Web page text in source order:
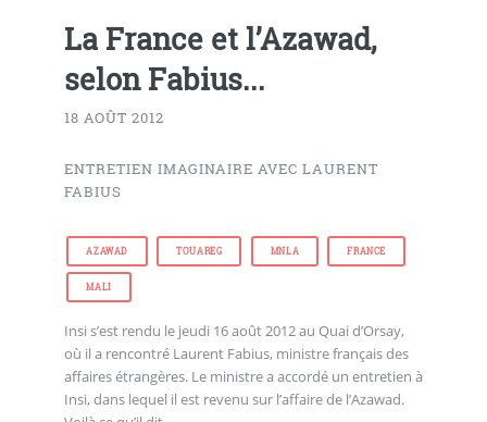
La France et l’Azawad,
selon Fabius...
18 AOÛT 2012
ENTRETIEN IMAGINAIRE AVEC LAURENT
FABIUS
AZAWAD TOUAREG MNLA FRANCE
MALI
Insi s’est rendu le jeudi 16 août 2012 au Quai d’Orsay,
où il a rencontré Laurent Fabius, ministre français des
affaires étrangères. Le ministre a accordé un entretien à
Insi, dans lequel il est revenu sur l’affaire de l’Azawad.